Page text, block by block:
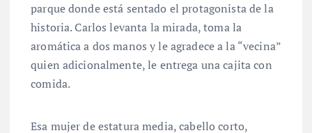
parque donde está sentado el protagonista de la
historia. Carlos levanta la mirada, toma la
aromática a dos manos y le agradece a la “vecina”
quien adicionalmente, le entrega una cajita con
comida.
Esa mujer de estatura media, cabello corto,